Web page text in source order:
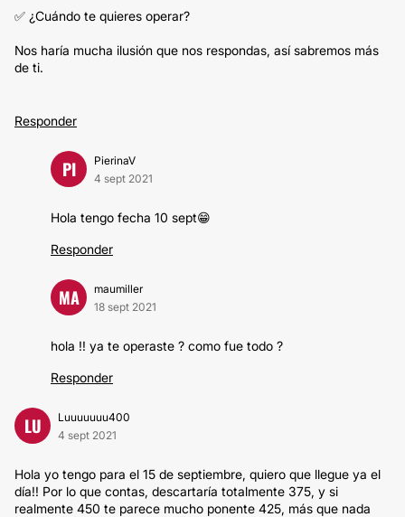
✅ ¿Cuándo te quieres operar?
Nos haría mucha ilusión que nos respondas, así sabremos más
de ti.
Responder
PI
PierinaV
4 sept 2021
Hola tengo fecha 10 sept😁
Responder
MA
maumiller
18 sept 2021
hola !! ya te operaste ? como fue todo ?
Responder
LU
Luuuuuuu400
4 sept 2021
Hola yo tengo para el 15 de septiembre, quiero que llegue ya el
día!! Por lo que contas, descartaría totalmente 375, y si
realmente 450 te parece mucho ponente 425, más que nada